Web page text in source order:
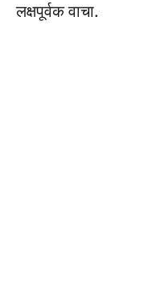
लक्षपूर्वक वाचा.